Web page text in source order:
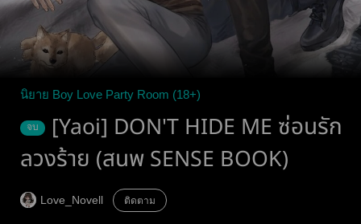
นิยาย Boy Love Party Room (18+)
จบ
[Yaoi] DON'T HIDE ME ซ่อนรัก
ลวงร้าย (สนพ SENSE BOOK)
Love_Novell ติดตาม